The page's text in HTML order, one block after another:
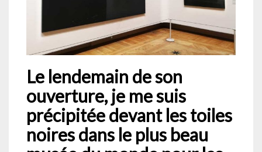
Le lendemain de son
ouverture, je me suis
précipitée devant les toiles
noires dans le plus beau